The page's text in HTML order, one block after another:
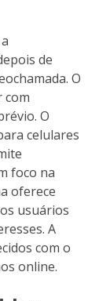
de
O
com
O
celulares
foco na
oferece
usuários
A
com o
online.